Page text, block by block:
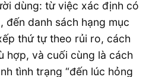
dùng: từ việc xác định có
đến danh sách hạng mục
thứ tự theo rủi ro, cách
hợp, và cuối cùng là cách
tình trạng “đến lúc hỏng